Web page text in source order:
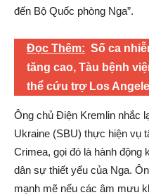
đến Bộ Quốc phòng Nga”.
Đọc Thêm: Số ca
tăng cao, Tàu bệnh
thể cứu trợ Los
Ông chủ Điện Kremlin nhắc
Ukraine (SBU) thực hiện vụ
Crimea, gọi đó là hành động
dân sự thiết yếu của Nga.
mạnh mẽ nếu các âm mưu